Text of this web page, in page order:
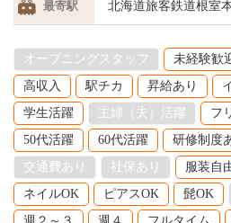
最寄駅 北海道旅客鉄道根
オープニングスタッフ 未経験歓
高収入
駅チカ 昇給あり
学生活躍
主婦（夫）活躍 フ
50代活躍
60代活躍 研修制度
交通費あり
社保あり 服装自
ネイルOK
ピアスOK 髭OK